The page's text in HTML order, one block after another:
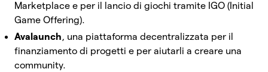
Marketplace e per il lancio di giochi tramite IGO (Initial
Game Offering).
Avalaunch, una piattaforma decentralizzata per il
finanziamento di progetti e per aiutarli a creare una
community.